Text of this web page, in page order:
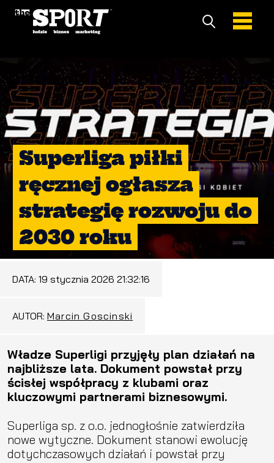
Superliga piłki
ręcznej ogłasza
strategię rozwoju do
2030 roku
DATA: 19 stycznia 2026 21:32:16
AUTOR: Marcin Goscinski
Władze Superligi przyjęły plan działań na
najbliższe lata. Dokument powstał przy
ścisłej współpracy z klubami oraz
kluczowymi partnerami biznesowymi.
Superliga sp. z o.o. jednogłośnie zatwierdziła
nowe wytyczne. Dokument stanowi ewolucję
dotychczasowych działań i powstał przy